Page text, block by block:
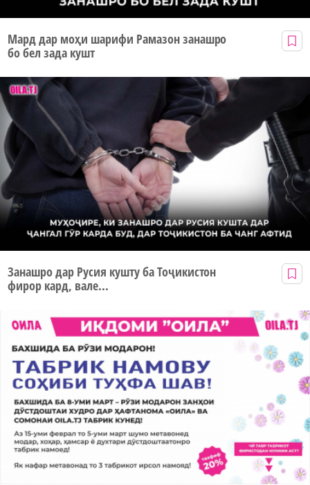
Мард дар моҳи шарифи Рамазон занашро
бо бел зада кушт
Занашро дар Русия кушту ба Тоҷикистон
фирор кард, вале...